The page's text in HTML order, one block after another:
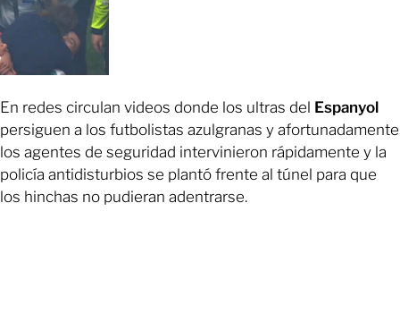
En redes circulan videos donde los ultras del Espanyol
persiguen a los futbolistas azulgranas y afortunadamente
los agentes de seguridad intervinieron rápidamente y la
policía antidisturbios se plantó frente al túnel para que
los hinchas no pudieran adentrarse.